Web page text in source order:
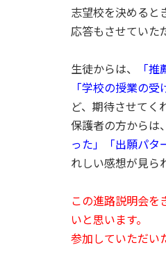
志望校を決めると
応答もさせていた
生徒からは、
「
「学校の授業の
ど、期待させてく
保護者の方からは、
った」「出願パタ
れしい感想が見ら
この進路説明会を
いと思います。
参加していただい